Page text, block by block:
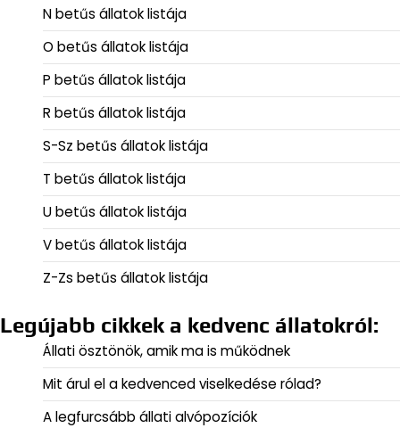
N betűs állatok listája
O betűs állatok listája
P betűs állatok listája
R betűs állatok listája
S-Sz betűs állatok listája
T betűs állatok listája
U betűs állatok listája
V betűs állatok listája
Z-Zs betűs állatok listája
Legújabb cikkek a kedvenc állatokról:
Állati ösztönök, amik ma is működnek
Mit árul el a kedvenced viselkedése rólad?
A legfurcsább állati alvópozíciók